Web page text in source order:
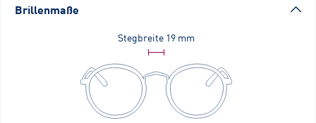
Brillenmaße
Stegbreite 19 mm